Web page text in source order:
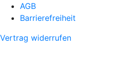
AGB
Barrierefreiheit
Vertrag widerrufen